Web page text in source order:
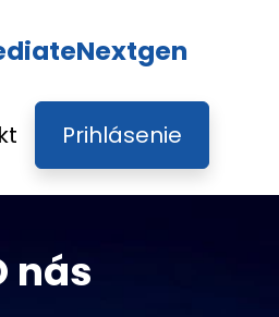
Prihlásenie
nás